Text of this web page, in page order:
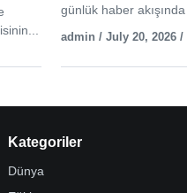
günlük haber
admin / July 20, 2026
Kategoriler
Dünya